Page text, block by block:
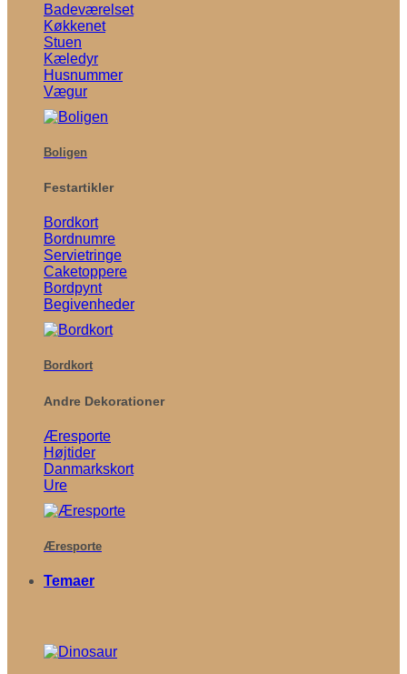
Badeværelset
Køkkenet
Stuen
Kæledyr
Husnummer
Vægur
Boligen
Festartikler
Bordkort
Bordnumre
Servietringe
Caketoppere
Bordpynt
Begivenheder
Bordkort
Andre Dekorationer
Æresporte
Højtider
Danmarkskort
Ure
Æresporte
Temaer